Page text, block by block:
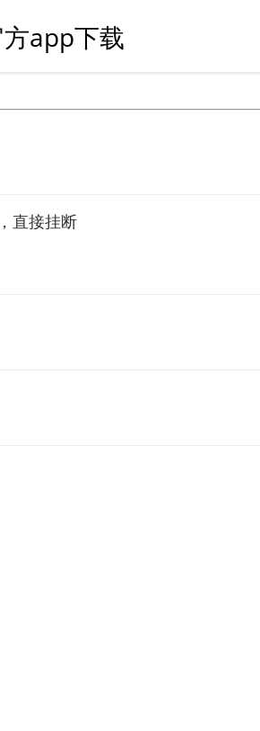
app下载
直接挂断